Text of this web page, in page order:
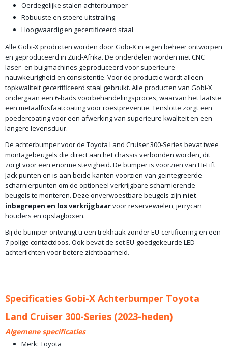
Oerdegelijke stalen achterbumper
Robuuste en stoere uitstraling
Hoogwaardig en gecertificeerd staal
Alle Gobi-X producten worden door Gobi-X in eigen beheer ontworpen
en geproduceerd in Zuid-Afrika. De onderdelen worden met CNC
laser- en buigmachines geproduceerd voor superieure
nauwkeurigheid en consistentie. Voor de productie wordt alleen
topkwaliteit gecertificeerd staal gebruikt. Alle producten van Gobi-X
ondergaan een 6-bads voorbehandelingsproces, waarvan het laatste
een metaalfosfaatcoating voor roestpreventie. Tenslotte zorgt een
poedercoating voor een afwerking van superieure kwaliteit en een
langere levensduur.
De achterbumper voor de Toyota Land Cruiser 300-Series bevat twee
montagebeugels die direct aan het chassis verbonden worden, dit
zorgt voor een enorme stevigheid. De bumper is voorzien van Hi-Lift
Jack punten en is aan beide kanten voorzien van geïntegreerde
scharnierpunten om de optioneel verkrijgbare scharnierende
beugels te monteren. Deze onverwoestbare beugels zijn niet
inbegrepen en los verkrijgbaarvoor reservewielen, jerrycan
houders en opslagboxen.
Bij de bumper ontvangt u een trekhaak zonder EU-certificering en een
7 polige contactdoos. Ook bevat de set EU-goedgekeurde LED
achterlichten voor betere zichtbaarheid.
Specificaties Gobi-X Achterbumper Toyota
Land Cruiser 300-Series (2023-heden)
Algemene specificaties
Merk: Toyota